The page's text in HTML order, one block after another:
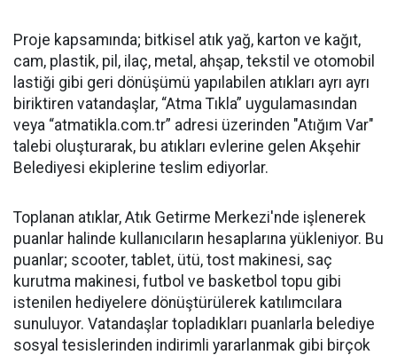
Proje kapsamında; bitkisel atık yağ, karton ve kağıt,
cam, plastik, pil, ilaç, metal, ahşap, tekstil ve otomobil
lastiği gibi geri dönüşümü yapılabilen atıkları ayrı ayrı
biriktiren vatandaşlar, “Atma Tıkla” uygulamasından
veya “atmatikla.com.tr” adresi üzerinden "Atığım Var"
talebi oluşturarak, bu atıkları evlerine gelen Akşehir
Belediyesi ekiplerine teslim ediyorlar.
Toplanan atıklar, Atık Getirme Merkezi'nde işlenerek
puanlar halinde kullanıcıların hesaplarına yükleniyor. Bu
puanlar; scooter, tablet, ütü, tost makinesi, saç
kurutma makinesi, futbol ve basketbol topu gibi
istenilen hediyelere dönüştürülerek katılımcılara
sunuluyor. Vatandaşlar topladıkları puanlarla belediye
sosyal tesislerinden indirimli yararlanmak gibi birçok